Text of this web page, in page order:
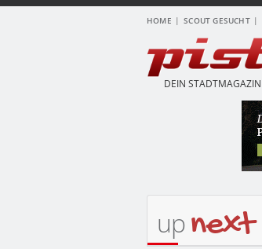
HOME SCOUT GESUCHT
DEIN STADTMAGAZIN
upnext